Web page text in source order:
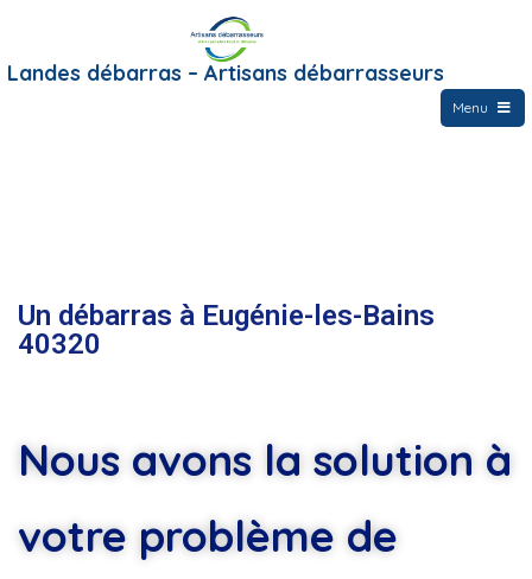
Landes débarras – Artisans débarrasseurs
Menu
Un débarras à Eugénie-les-Bains
40320
Nous avons la solution à
votre problème de